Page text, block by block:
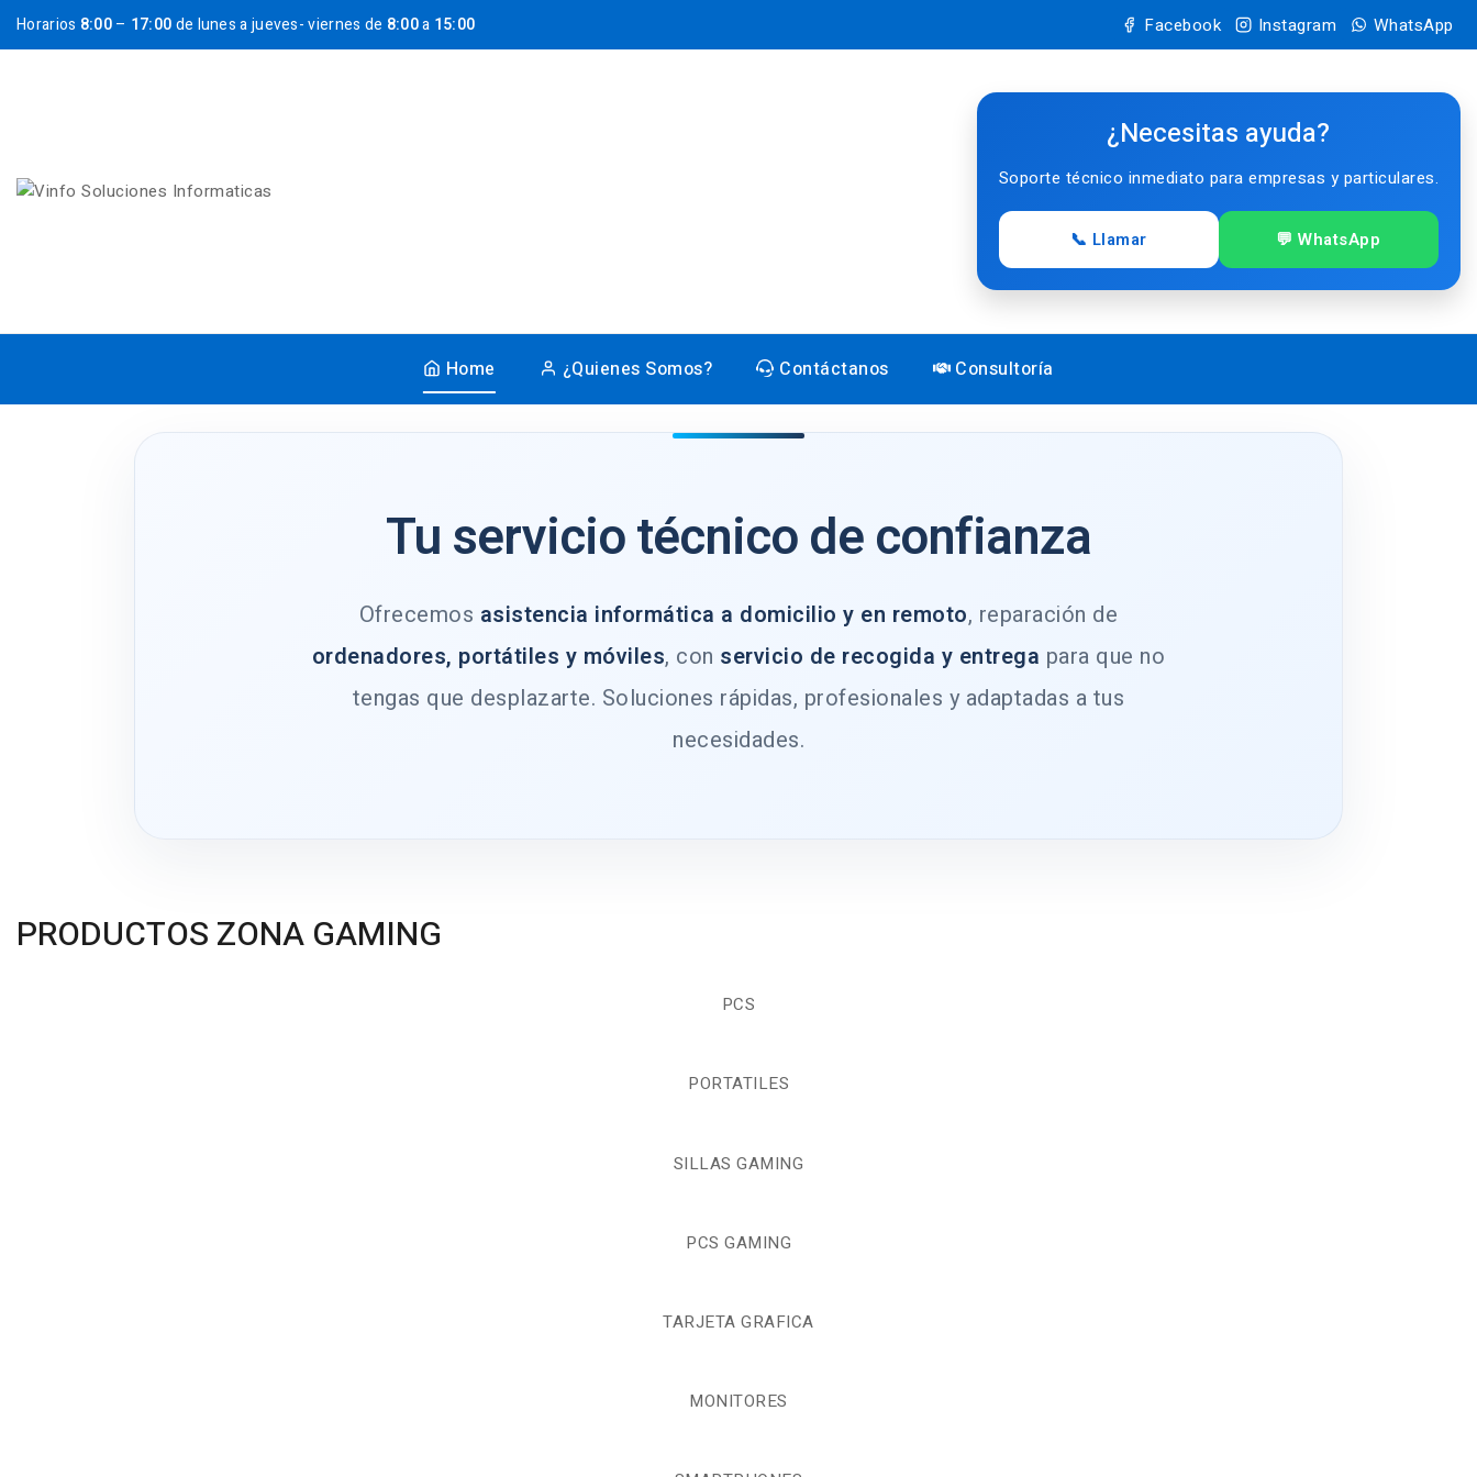
Horarios 8:00– 17:00de lunes a jueves- viernes de 8:00a 15:00 Facebook Instagram WhatsApp
¿Necesitas ayuda?
Soporte técnico inmediato para empresas y particulares.
📞 Llamar 💬 WhatsApp
Home ¿Quienes Somos? Contáctanos Consultoría
Tu servicio técnico de confianza
Ofrecemos asistencia informática a domicilio y en remoto, reparación de
ordenadores, portátiles y móviles, con servicio de recogida y entrega para que no
tengas que desplazarte. Soluciones rápidas, profesionales y adaptadas a tus
necesidades.
PRODUCTOS ZONA GAMING
PCS
PORTATILES
SILLAS GAMING
PCS GAMING
TARJETA GRAFICA
MONITORES